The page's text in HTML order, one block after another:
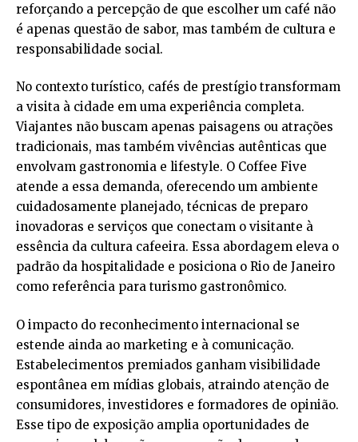
reforçando a percepção de que escolher um café não
é apenas questão de sabor, mas também de cultura e
responsabilidade social.
No contexto turístico, cafés de prestígio transformam
a visita à cidade em uma experiência completa.
Viajantes não buscam apenas paisagens ou atrações
tradicionais, mas também vivências autênticas que
envolvam gastronomia e lifestyle. O Coffee Five
atende a essa demanda, oferecendo um ambiente
cuidadosamente planejado, técnicas de preparo
inovadoras e serviços que conectam o visitante à
essência da cultura cafeeira. Essa abordagem eleva o
padrão da hospitalidade e posiciona o Rio de Janeiro
como referência para turismo gastronômico.
O impacto do reconhecimento internacional se
estende ainda ao marketing e à comunicação.
Estabelecimentos premiados ganham visibilidade
espontânea em mídias globais, atraindo atenção de
consumidores, investidores e formadores de opinião.
Esse tipo de exposição amplia oportunidades de